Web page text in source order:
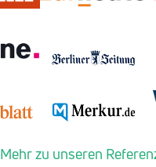
Mehr zu unseren